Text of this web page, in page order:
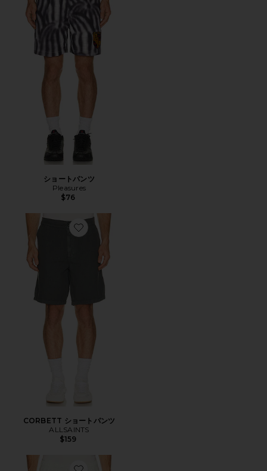
ショートパンツ
Pleasures
$76
Favorite CORBETT ショートパンツ
CORBETT ショートパンツ
ALLSAINTS
$159